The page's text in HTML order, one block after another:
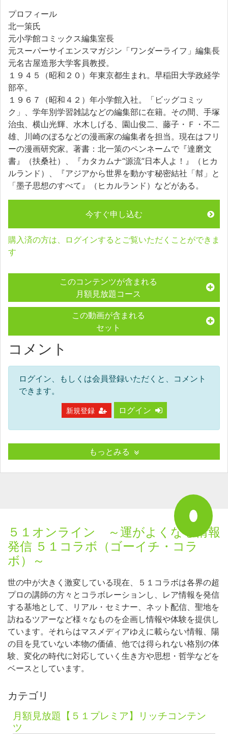
プロフィール
北一策氏
元小学館コミックス編集室長
元スーパーサイエンスマガジン「ワンダーライフ」編集長
元名古屋造形大学客員教授。
１９４５（昭和２０）年東京都生まれ。早稲田大学政経学
部卒。
１９６７（昭和４２）年小学館入社。「ビッグコミッ
ク」、学年別学習雑誌などの編集部に在籍。その間、手塚
治虫、横山光輝、水木しげる、園山俊二、藤子・Ｆ・不二
雄、川崎のぼるなどの漫画家の編集者を担当。現在はフリ
ーの漫画研究家。著書：北一策のペンネームで『達磨文
書』（扶桑社）、『カタカムナ“源流”日本人よ！』（ヒカ
ルランド）、『アジアから世界を動かす秘密結社「幇」と
「墨子思想のすべて』（ヒカルランド）などがある。
今すぐ申し込む
購入済の方は、ログインするとご覧いただくことができま
す
このコンテンツが含まれる
月額見放題コース
この動画が含まれる
セット
コメント
ログイン、もしくは会員登録いただくと、コメント
できます。
新規登録 ログイン
もっとみる
５１オンライン ～運がよくなる情報
発信 ５１コラボ（ゴーイチ・コラ
ボ）～
世の中が大きく激変している現在、５１コラボは各界の超
プロの講師の方々とコラボレーションし、レア情報を発信
する基地として、リアル・セミナー、ネット配信、聖地を
訪ねるツアーなど様々なものを企画し情報や体験を提供し
ています。それらはマスメディアゆえに載らない情報、陽
の目を見ていない本物の価値、他では得られない格別の体
験、変化の時代に対応していく生き方や思想・哲学などを
ベースとしています。
カテゴリ
月額見放題【５１プレミア】リッチコンテン
ツ